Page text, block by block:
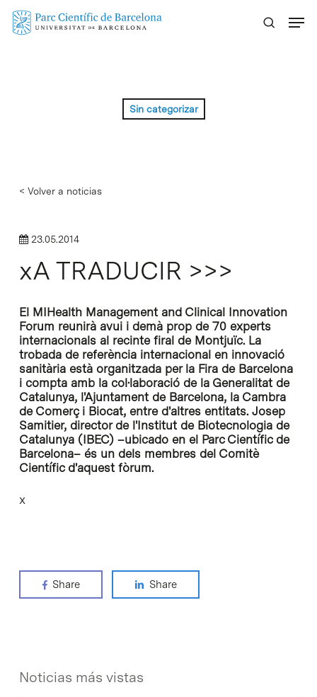
Skip
Sin categorizar
< Volver a noticias
23.05.2014
xA TRADUCIR >>>
El MIHealth Management and Clinical Innovation
Forum reunirà avui i demà prop de 70 experts
internacionals al recinte firal de Montjuïc. La
trobada de referència internacional en innovació
sanitària està organitzada per la Fira de Barcelona
i compta amb la col·laboració de la Generalitat de
Catalunya, l'Ajuntament de Barcelona, la Cambra
de Comerç i Biocat, entre d'altres entitats. Josep
Samitier, director de l'Institut de Biotecnologia de
Catalunya (IBEC) –ubicado en el Parc Científic de
Barcelona– és un dels membres del Comitè
Científic d'aquest fòrum.
x
Share Share
Noticias más vistas